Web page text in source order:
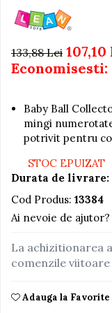
Jucarii de baie
Caluti balansoar
Figurine
Ateliere si unelte
Blocuri de
Covorase de dans
Creative
De plus
Electrocasnice si
Fotolii gonflabile
Ingrijire cosmetica
Perioada Sarcinii
Pompe de san
133,88 Lei 107,10
Economisesti:
Baby Ball
mingi
potrivit pentru
STOC EPUIZAT
Durata de livrare:
Cod Produs: 13384
Ai nevoie de ajutor?
La achizitionarea
comenzile viitoare
Adauga la Favorite